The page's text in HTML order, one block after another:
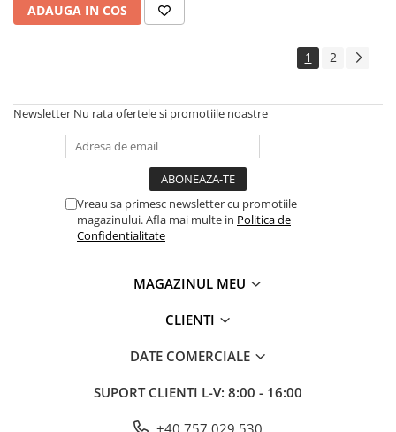
ADAUGA IN COS
1 2
Newsletter Nu rata ofertele si promotiile noastre
Vreau sa primesc newsletter cu promotiile
magazinului. Afla mai multe in Politica de
Confidentialitate
MAGAZINUL MEU
CLIENTI
DATE COMERCIALE
SUPORT CLIENTI L-V: 8:00 - 16:00
+40 757 029 530